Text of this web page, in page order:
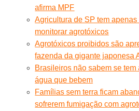
afirma MPF
Agricultura de SP tem apenas
monitorar agrotóxicos
Agrotóxicos proibidos são
fazenda da gigante japonesa
Brasileiros não sabem se tem
água que bebem
Famílias sem terra ficam
sofrerem fumigação com